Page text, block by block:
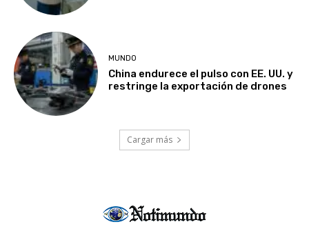
MUNDO
China endurece el pulso con EE. UU. y
restringe la exportación de drones
Cargar más